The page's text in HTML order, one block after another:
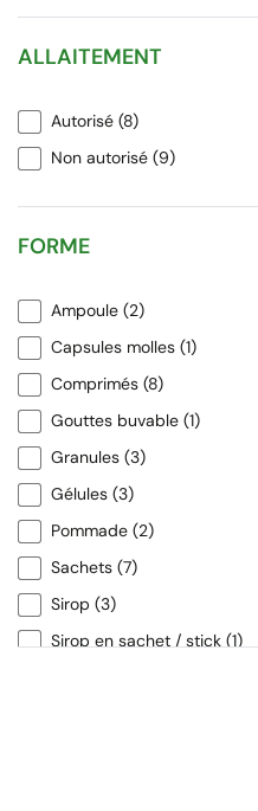
ALLAITEMENT
Autorisé (8)
Non autorisé (9)
FORME
Ampoule (2)
Capsules molles (1)
Comprimés (8)
Gouttes buvable (1)
Granules (3)
Gélules (3)
Pommade (2)
Sachets (7)
Sirop (3)
Sirop en sachet / stick (1)